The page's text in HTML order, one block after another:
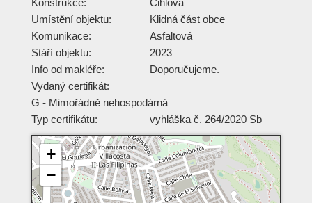
Umístění objektu:
Klidná část obce
Komunikace:
Asfaltová
Stáří objektu:
2023
Info od makléře:
Doporučujeme.
Vydaný certifikát:
G - Mimořádně nehospodárná
Typ certifikátu:
vyhláška č. 264/2020 Sb
+
−